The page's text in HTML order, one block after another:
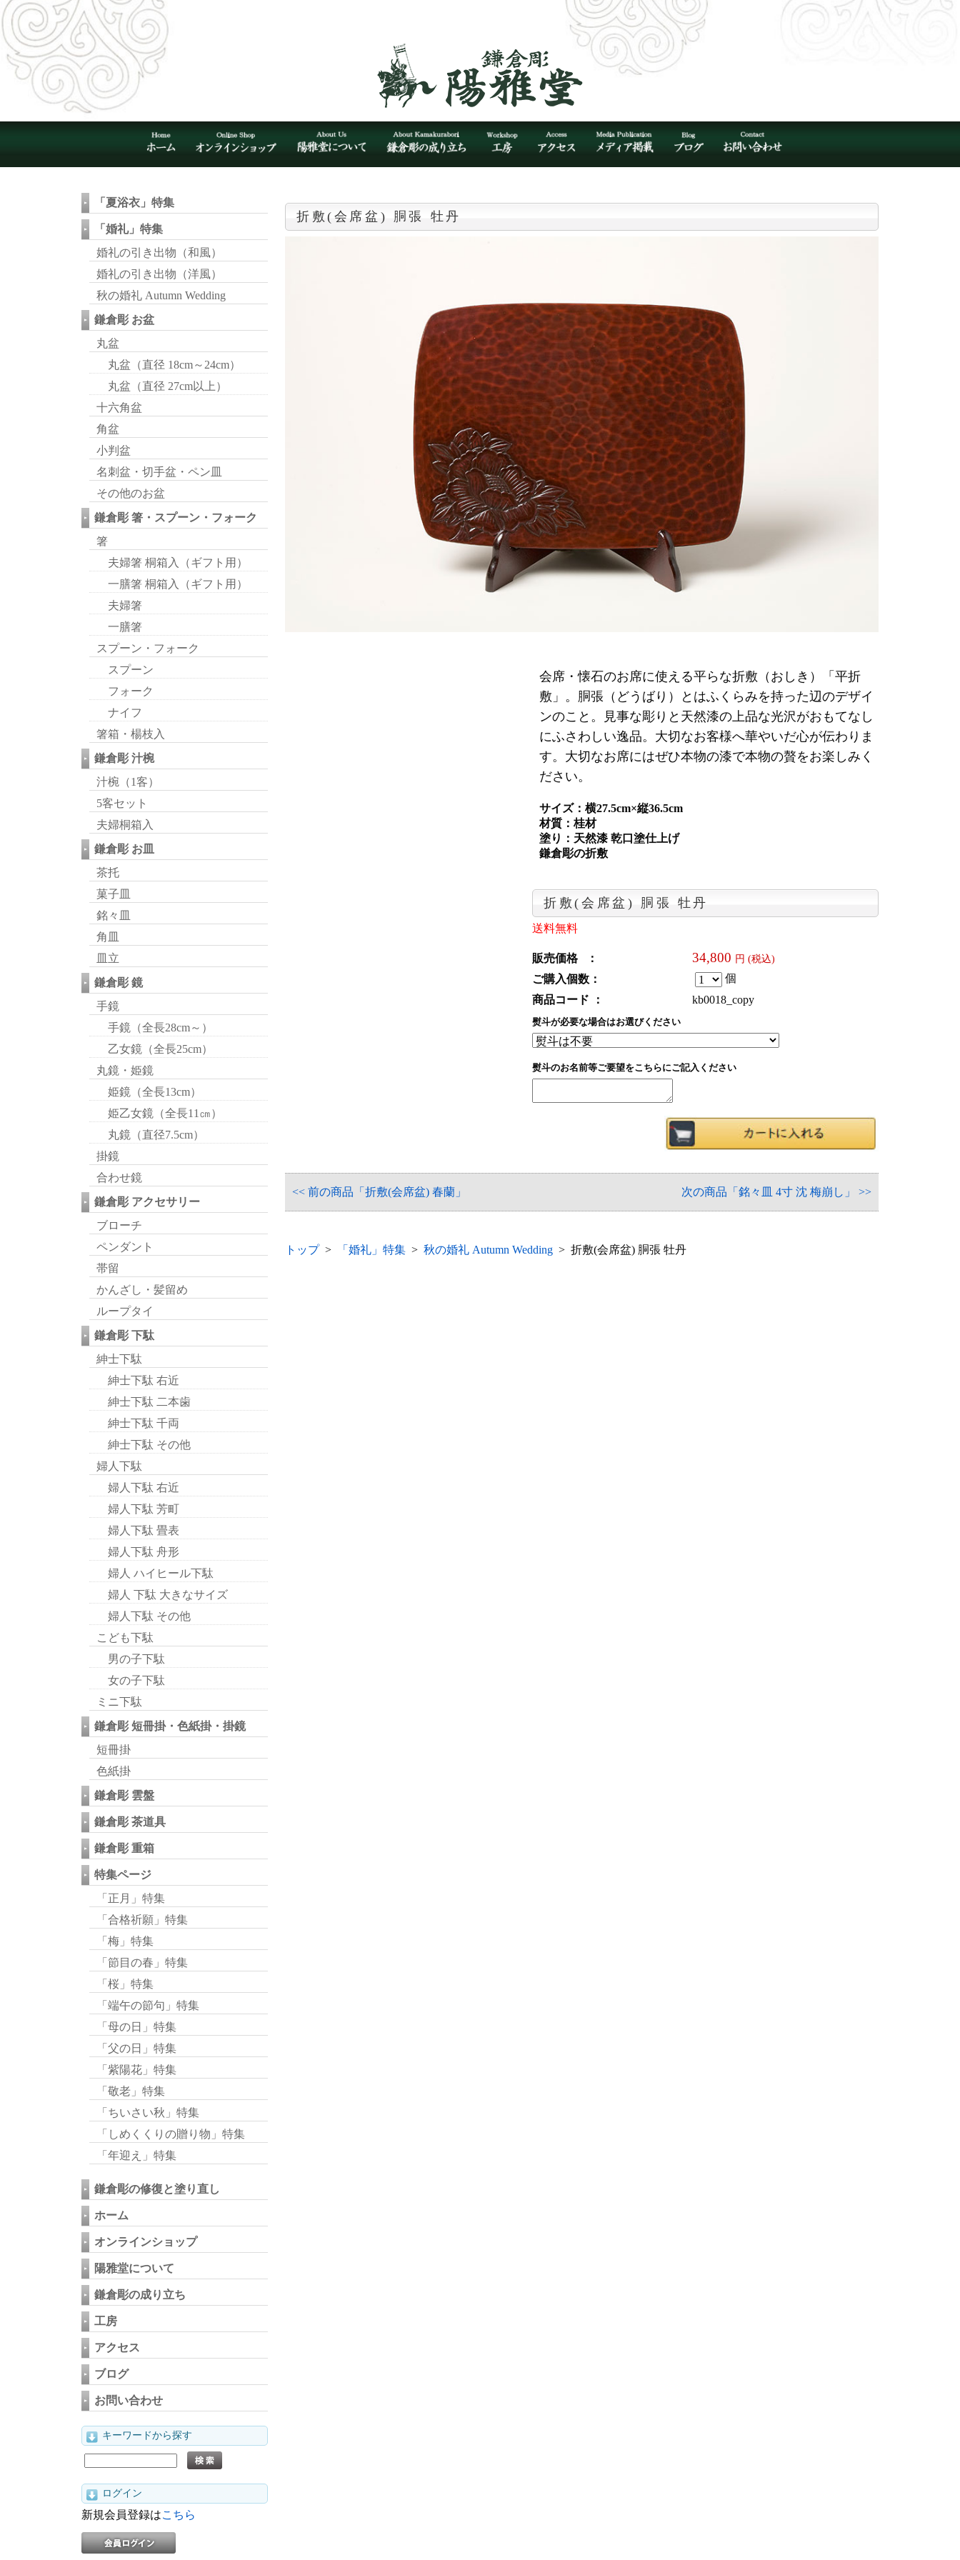
「夏浴衣」特集
「婚礼」特集
婚礼の引き出物（和風）
婚礼の引き出物（洋風）
秋の婚礼 Autumn Wedding
鎌倉彫 お盆
丸盆
丸盆（直径 18cm～24cm）
丸盆（直径 27cm以上）
十六角盆
角盆
小判盆
名刺盆・切手盆・ペン皿
その他のお盆
鎌倉彫 箸・スプーン・フォーク
箸
夫婦箸 桐箱入（ギフト用）
一膳箸 桐箱入（ギフト用）
夫婦箸
一膳箸
スプーン・フォーク
スプーン
フォーク
ナイフ
箸箱・楊枝入
鎌倉彫 汁椀
汁椀（1客）
5客セット
夫婦桐箱入
鎌倉彫 お皿
茶托
菓子皿
銘々皿
角皿
皿立
鎌倉彫 鏡
手鏡
手鏡（全長28cm～）
乙女鏡（全長25cm）
丸鏡・姫鏡
姫鏡（全長13cm）
姫乙女鏡（全長11㎝）
丸鏡（直径7.5cm）
掛鏡
合わせ鏡
鎌倉彫 アクセサリー
ブローチ
ペンダント
帯留
かんざし・髪留め
ループタイ
鎌倉彫 下駄
紳士下駄
紳士下駄 右近
紳士下駄 二本歯
紳士下駄 千両
紳士下駄 その他
婦人下駄
婦人下駄 右近
婦人下駄 芳町
婦人下駄 畳表
婦人下駄 舟形
婦人 ハイヒール下駄
婦人 下駄 大きなサイズ
婦人下駄 その他
こども下駄
男の子下駄
女の子下駄
ミニ下駄
鎌倉彫 短冊掛・色紙掛・掛鏡
短冊掛
色紙掛
鎌倉彫 雲盤
鎌倉彫 茶道具
鎌倉彫 重箱
特集ページ
「正月」特集
「合格祈願」特集
「梅」特集
「節目の春」特集
「桜」特集
「端午の節句」特集
「母の日」特集
「父の日」特集
「紫陽花」特集
「敬老」特集
「ちいさい秋」特集
「しめくくりの贈り物」特集
「年迎え」特集
鎌倉彫の修復と塗り直し
ホーム
オンラインショップ
陽雅堂について
鎌倉彫の成り立ち
工房
アクセス
ブログ
お問い合わせ
キーワードから探す
ログイン
新規会員登録はこちら
折敷(会席盆) 胴張 牡丹
会席・懐石のお席に使える平らな折敷（おしき）「平折
敷」。胴張（どうばり）とはふくらみを持った辺のデザイ
ンのこと。見事な彫りと天然漆の上品な光沢がおもてなし
にふさわしい逸品。大切なお客様へ華やいだ心が伝わりま
す。大切なお席にはぜひ本物の漆で本物の贅をお楽しみく
ださい。
サイズ：横27.5cm×縦36.5cm
材質：桂材
塗り：天然漆 乾口塗仕上げ
鎌倉彫の折敷
折敷(会席盆) 胴張 牡丹
送料無料
販売価格 ： 34,800 円 (税込)
ご購入個数：
個
商品コード ：
kb0018_copy
熨斗が必要な場合はお選びください
熨斗のお名前等ご要望をこちらにご記入ください
<< 前の商品「折敷(会席盆) 春蘭」 次の商品「銘々皿 4寸 沈 梅崩し」 >>
トップ> 「婚礼」特集 > 秋の婚礼 Autumn Wedding > 折敷(会席盆) 胴張 牡丹